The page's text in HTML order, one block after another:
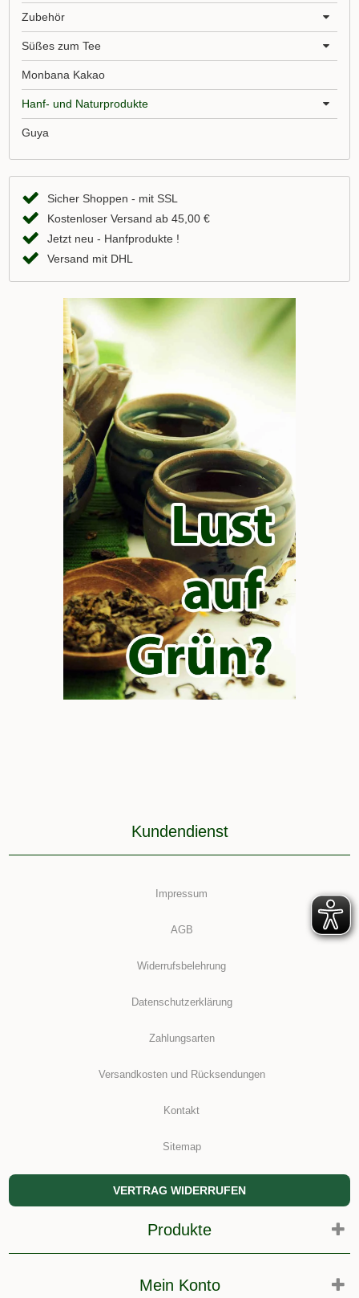
Zubehör
Süßes zum Tee
Monbana Kakao
Hanf- und Naturprodukte
Guya
Sicher Shoppen - mit SSL
Kostenloser Versand ab 45,00 €
Jetzt neu - Hanfprodukte !
Versand mit DHL
Kundendienst
Impressum
AGB
Widerrufsbelehrung
Datenschutzerklärung
Zahlungsarten
Versandkosten und Rücksendungen
Kontakt
Sitemap
VERTRAG WIDERRUFEN
Produkte
Mein Konto